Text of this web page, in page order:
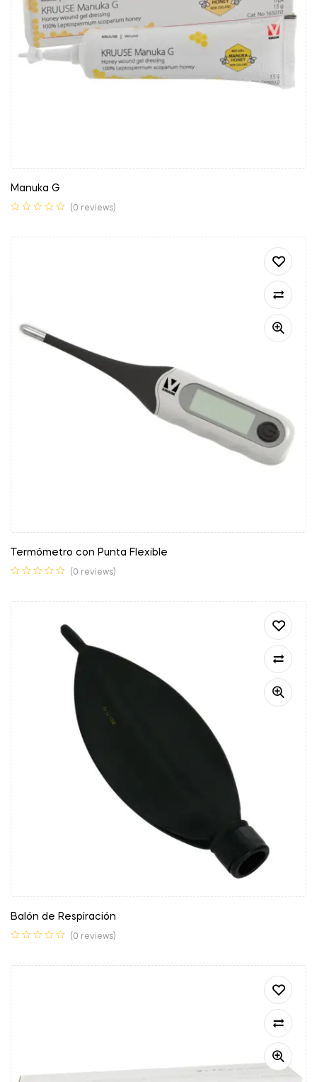
Manuka G
(0 reviews)
Termómetro con Punta Flexible
(0 reviews)
Balón de Respiración
(0 reviews)